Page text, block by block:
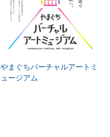
やまぐちバーチャルアートミ
ュージアム